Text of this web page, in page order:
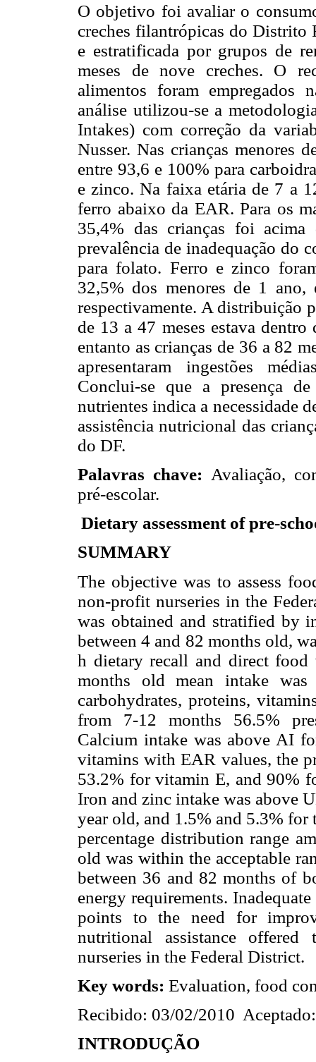
O objetivo foi avaliar o
creches filantrópicas do Distrito
e estratificada por grupos de
meses de nove creches. O
alimentos foram empregados
análise utilizou-se a
Intakes) com correção da
Nusser. Nas crianças menores
entre 93,6 e 100% para
e zinco. Na faixa etária de 7 a
ferro abaixo da EAR. Para os
35,4% das crianças foi
prevalência de inadequação do
para folato. Ferro e zinco
32,5% dos menores de 1
respectivamente. A distribuição
de 13 a 47 meses estava
entanto as crianças de 36 a 82
apresentaram ingestões
Conclui-se que a presença
nutrientes indica a necessidade
assistência nutricional das
do DF.
Palavras chave: Avaliação,
pré-escolar.
Dietary assessment of pre-
SUMMARY
The objective was to assess
non-profit nurseries in the
was obtained and stratified by
between 4 and 82 months old,
h dietary recall and direct
months old mean intake
carbohydrates, proteins,
from 7-12 months 56.5%
Calcium intake was above AI
vitamins with EAR values, the
53.2% for vitamin E, and 90%
Iron and zinc intake was above
year old, and 1.5% and 5.3%
percentage distribution range
old was within the acceptable
between 36 and 82 months of
energy requirements.
points to the need for
nutritional assistance
nurseries in the Federal District.
Key words: Evaluation, food
Recibido: 03/02/2010
INTRODUÇÃO